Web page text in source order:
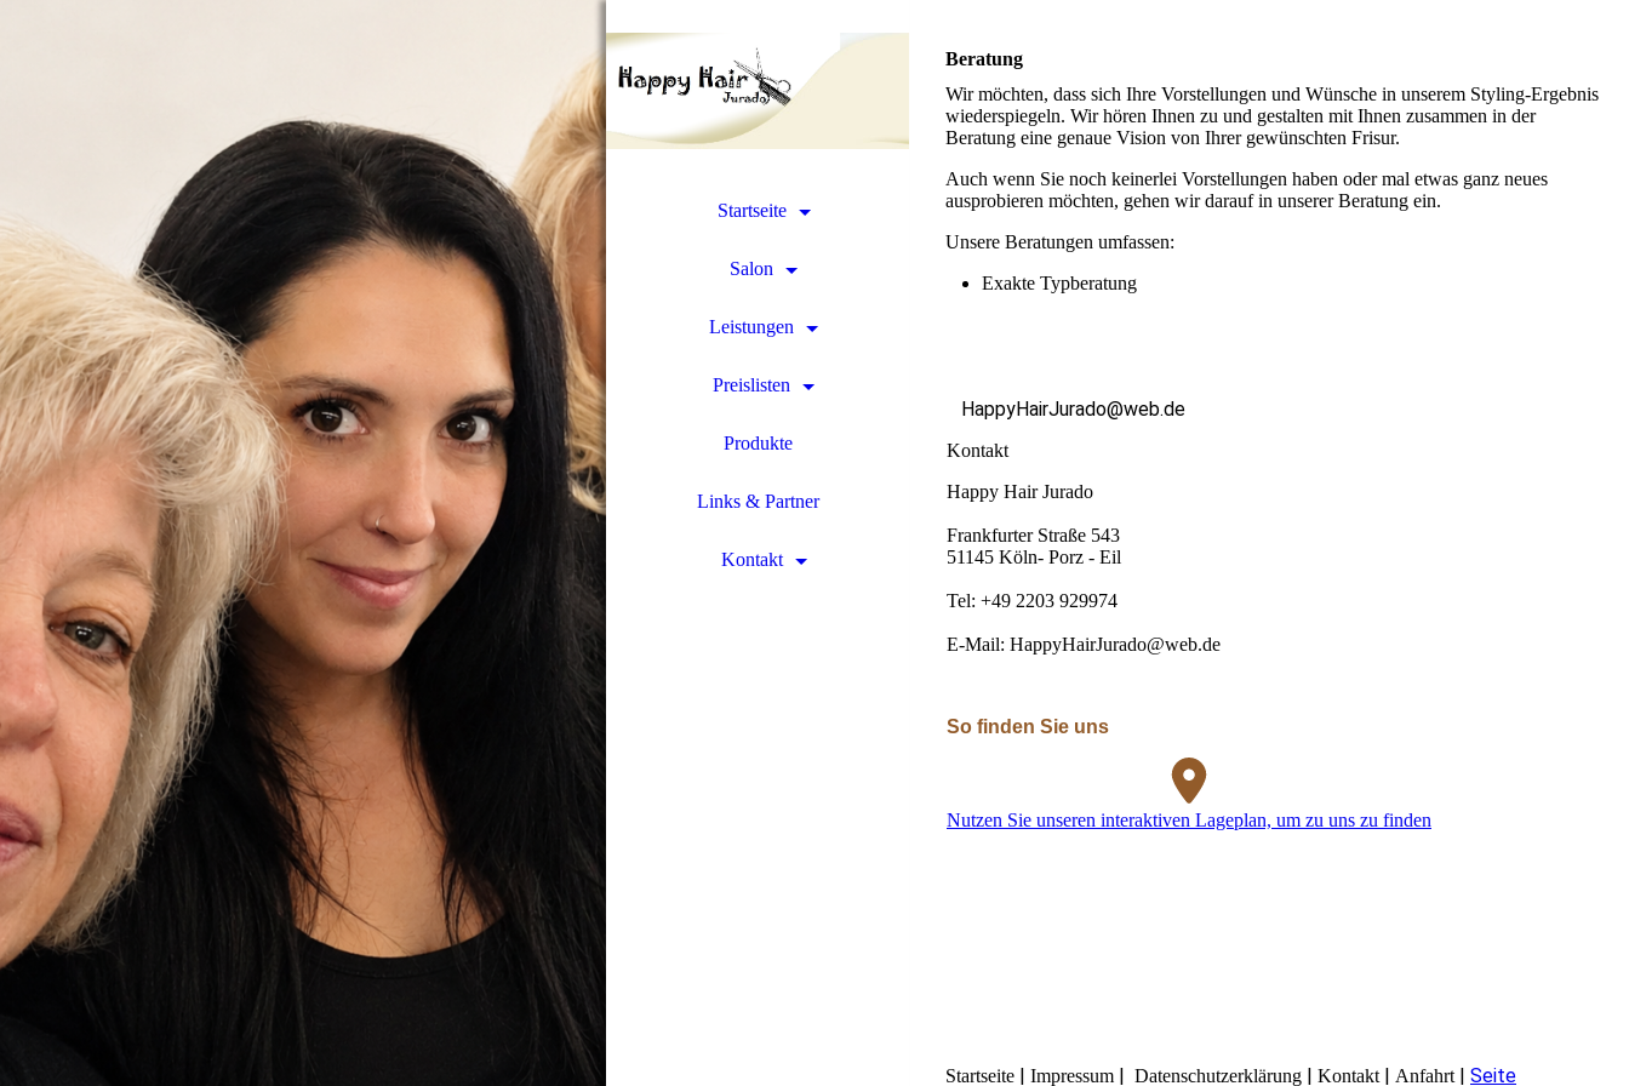
Startseite
Salon
Leistungen
Preislisten
Produkte
Links & Partner
Kontakt
Beratung
Wir möchten, dass sich Ihre Vorstellungen und Wünsche in unserem Styling-Ergebnis
wiederspiegeln. Wir hören Ihnen zu und gestalten mit Ihnen zusammen in der
Beratung eine genaue Vision von Ihrer gewünschten Frisur.
Auch wenn Sie noch keinerlei Vorstellungen haben oder mal etwas ganz neues
ausprobieren möchten, gehen wir darauf in unserer Beratung ein.
Unsere Beratungen umfassen:
Exakte Typberatung
HappyHairJurado@web.de
Kontakt
Happy Hair Jurado
Frankfurter Straße 543
51145 Köln- Porz - Eil
Tel: +49 2203 929974
E-Mail: HappyHairJurado@web.de
So finden Sie uns
Nutzen Sie unseren interaktiven Lageplan, um zu uns zu finden
Startseite Impressum Datenschutzerklärung Kontakt| Anfahrt| Seite